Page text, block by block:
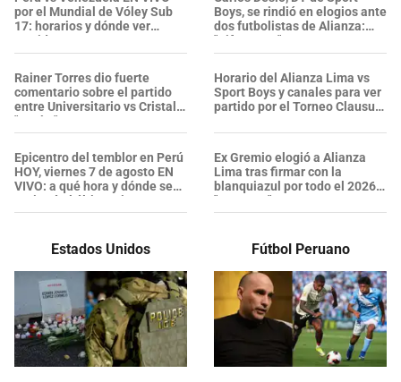
por el Mundial de Vóley Sub
17: horarios y dónde ver
partido
Rainer Torres dio fuerte
comentario sobre el partido
entre Universitario vs Cristal:
"Será..."
Epicentro del temblor en Perú
HOY, viernes 7 de agosto EN
VIVO: a qué hora y dónde se
registró el último sismo,
según el IGP
Boys, se rindió en elogios ante
dos futbolistas de Alianza:
"Diferentes"
Horario del Alianza Lima vs
Sport Boys y canales para ver
partido por el Torneo Clausura
Ex Gremio elogió a Alianza
Lima tras firmar con la
blanquiazul por todo el 2026:
"Proyecto"
Estados Unidos Fútbol Peruano